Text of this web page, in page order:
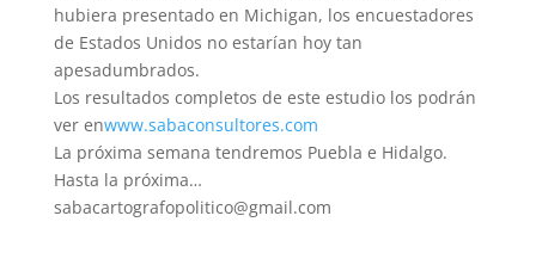
hubiera presentado en Michigan, los encuestadores
de Estados Unidos no estarían hoy tan
apesadumbrados.
Los resultados completos de este estudio los podrán
ver enwww.sabaconsultores.com
La próxima semana tendremos Puebla e Hidalgo.
Hasta la próxima…
sabacartografopolitico@gmail.com